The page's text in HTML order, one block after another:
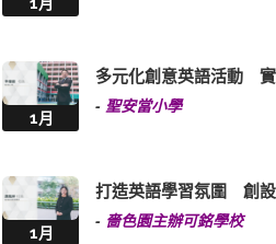
1月
多元化創意英語活動
- 聖安當小學
1月
打造英語學習氛圍 創
- 嗇色園主辦可銘學校